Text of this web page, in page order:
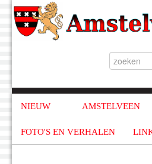
NIEUW AMSTELVEEN
FOTO'S EN VERHALEN